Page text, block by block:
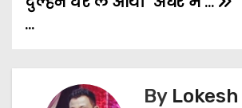
n
a
…
By